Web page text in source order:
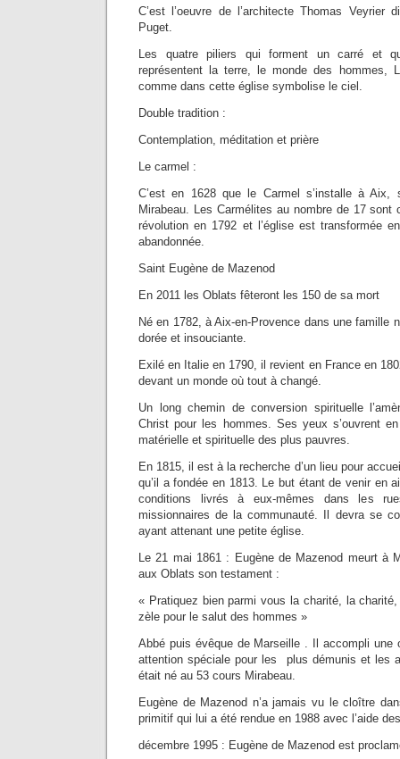
C’est l’oeuvre de l’architecte Thomas Veyrier
Puget.
Les quatre piliers qui forment un carré et
représentent la terre, le monde des hommes,
comme dans cette église symbolise le ciel.
Double tradition :
Contemplation, méditation et prière
Le carmel :
C’est en 1628 que le Carmel s’installe à Aix,
Mirabeau. Les Carmélites au nombre de 17 sont
révolution en 1792 et l’église est transformée
abandonnée.
Saint Eugène de Mazenod
En 2011 les Oblats fêteront les 150 de sa mort
Né en 1782, à Aix-en-Provence dans une famille
dorée et insouciante.
Exilé en Italie en 1790, il revient en France en
devant un monde où tout à changé.
Un long chemin de conversion spirituelle
Christ pour les hommes. Ses yeux s’ouvrent
matérielle et spirituelle des plus pauvres.
En 1815, il est à la recherche d’un lieu pour
qu’il a fondée en 1813. Le but étant de venir en
conditions livrés à eux-mêmes dans les
missionnaires de la communauté. Il devra se
ayant attenant une petite église.
Le 21 mai 1861 : Eugène de Mazenod meurt à
aux Oblats son testament :
« Pratiquez bien parmi vous la charité, la
zèle pour le salut des hommes »
Abbé puis évêque de Marseille . Il accompli
attention spéciale pour les plus démunis et les
était né au 53 cours Mirabeau.
Eugène de Mazenod n’a jamais vu le cloître
primitif qui lui a été rendue en 1988 avec l’aide
décembre 1995 : Eugène de Mazenod est